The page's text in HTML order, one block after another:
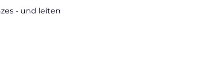
- und leiten